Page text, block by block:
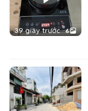
39 giây trước 6